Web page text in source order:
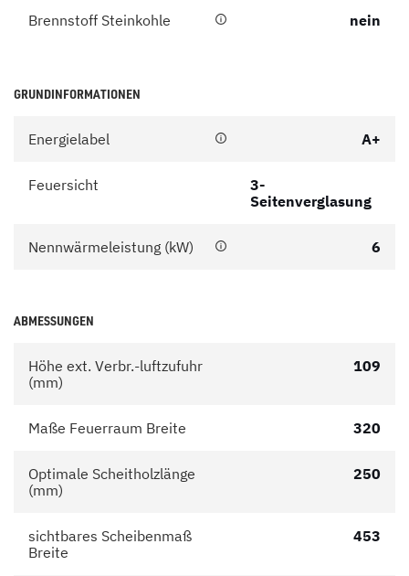
Brennstoff Steinkohle nein
GRUNDINFORMATIONEN
Energielabel A+
Feuersicht
3-
Seitenverglasung
Nennwärmeleistung (kW) 6
ABMESSUNGEN
Höhe ext. Verbr.-luftzufuhr
(mm)
109
Maße Feuerraum Breite 320
Optimale Scheitholzlänge
(mm)
250
sichtbares Scheibenmaß
Breite
453